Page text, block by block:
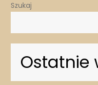
Szukaj
Ostatnie